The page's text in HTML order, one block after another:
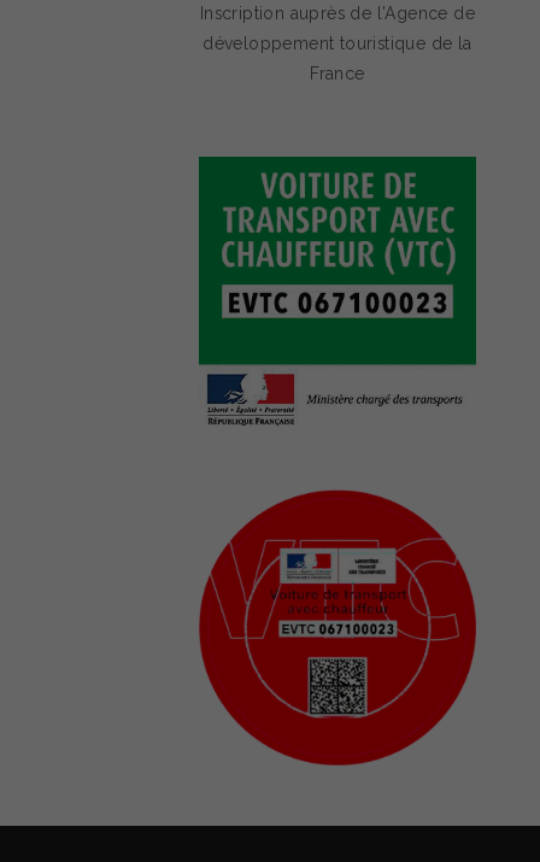
Inscription auprès de l'Agence de
développement touristique de la
France